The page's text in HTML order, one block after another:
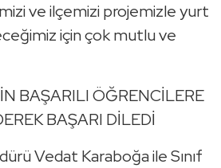
ve ilçemizi projemizle yurt
için çok mutlu ve
BAŞARILI ÖĞRENCİLERE
BAŞARI DİLEDİ
Vedat Karaboğa ile Sınıf